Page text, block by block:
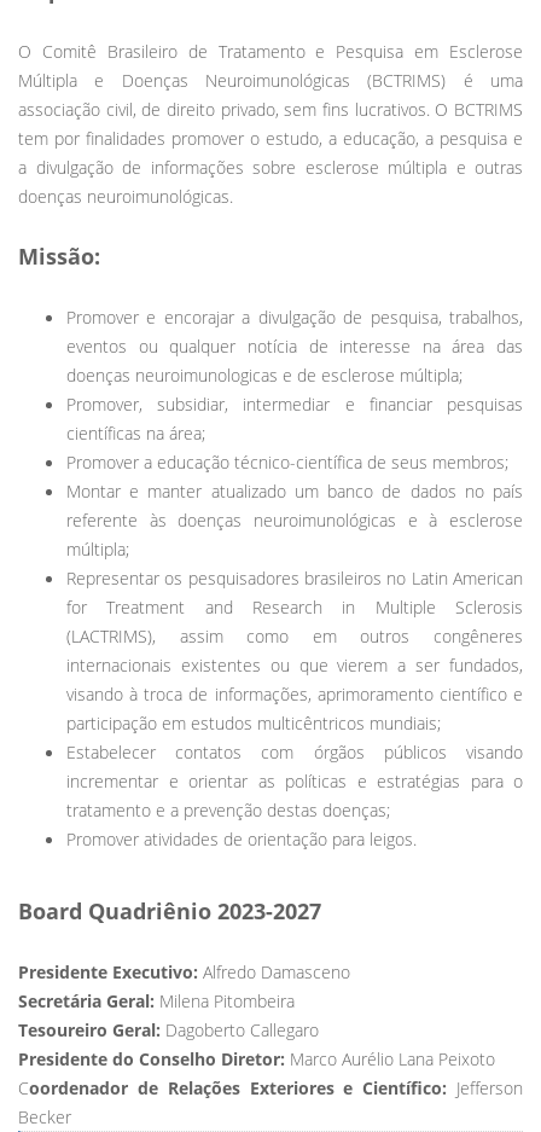
O Comitê Brasileiro de Tratamento e Pesquisa em Esclerose
Múltipla e Doenças Neuroimunológicas (BCTRIMS) é uma
associação civil, de direito privado, sem fins lucrativos. O BCTRIMS
tem por finalidades promover o estudo, a educação, a pesquisa e
a divulgação de informações sobre esclerose múltipla e outras
doenças neuroimunológicas.
Missão:
Promover e encorajar a divulgação de pesquisa, trabalhos,
eventos ou qualquer notícia de interesse na área das
doenças neuroimunologicas e de esclerose múltipla;
Promover, subsidiar, intermediar e financiar pesquisas
científicas na área;
Promover a educação técnico-científica de seus membros;
Montar e manter atualizado um banco de dados no país
referente às doenças neuroimunológicas e à esclerose
múltipla;
Representar os pesquisadores brasileiros no Latin American
for Treatment and Research in Multiple Sclerosis
(LACTRIMS), assim como em outros congêneres
internacionais existentes ou que vierem a ser fundados,
visando à troca de informações, aprimoramento científico e
participação em estudos multicêntricos mundiais;
Estabelecer contatos com órgãos públicos visando
incrementar e orientar as políticas e estratégias para o
tratamento e a prevenção destas doenças;
Promover atividades de orientação para leigos.
Board Quadriênio 2023-2027
Presidente Executivo: Alfredo Damasceno
Secretária Geral: Milena Pitombeira
Tesoureiro Geral: Dagoberto Callegaro
Presidente do Conselho Diretor: Marco Aurélio Lana Peixoto
Coordenador de Relações Exteriores e Científico: Jefferson
Becker